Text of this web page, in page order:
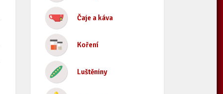
Čaje a káva
Koření
Luštěniny